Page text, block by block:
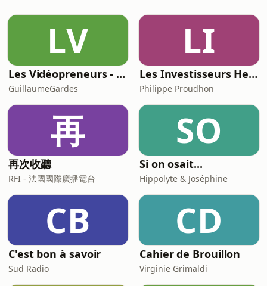
le match contre Agen ce vendredi soir,
pour la 12e journée de Pro
LV
Les Vidéopreneurs - Le Podcast des vidéastes entrepreneurs.
GuillaumeGardes
LI
Les Investisseurs Heureux : le podcast sans langue de bois
Philippe Proudhon
再
再次收聽
RFI - 法國國際廣播電台
SO
Si on osait...
Hippolyte & Joséphine
CB
C'est bon à savoir
Sud Radio
CD
Cahier de Brouillon
Virginie Grimaldi